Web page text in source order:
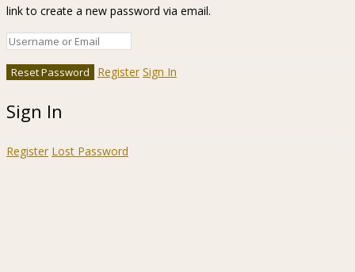
link to create a new password via email.
Register Sign In
Sign In
Register Lost Password